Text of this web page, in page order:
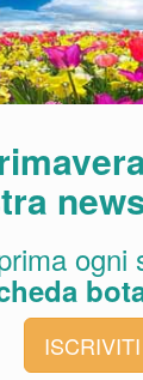
ad un
di azoto che
ampie
o un po’
ogni
ISCRIVITI